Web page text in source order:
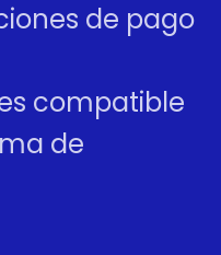
de pago
compatible
de